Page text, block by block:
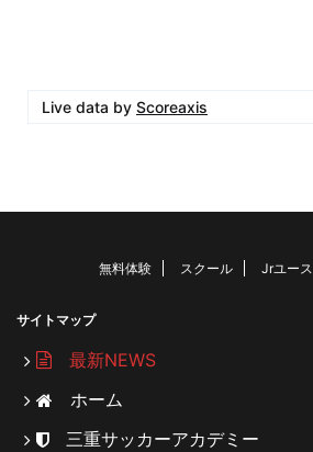
Live data by Scoreaxis
無料体験 スクール Jrユース
サイトマップ
最新NEWS
ホーム
三重サッカーアカデミー